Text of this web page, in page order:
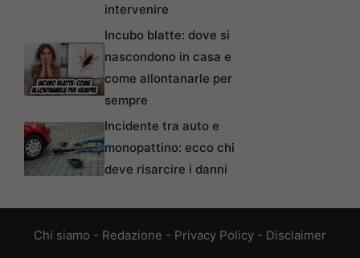
intervenire
Incubo blatte: dove si
nascondono in casa e
come allontanarle per
sempre
Incidente tra auto e
monopattino: ecco chi
deve risarcire i danni
Chi siamo - Redazione - Privacy Policy - Disclaimer